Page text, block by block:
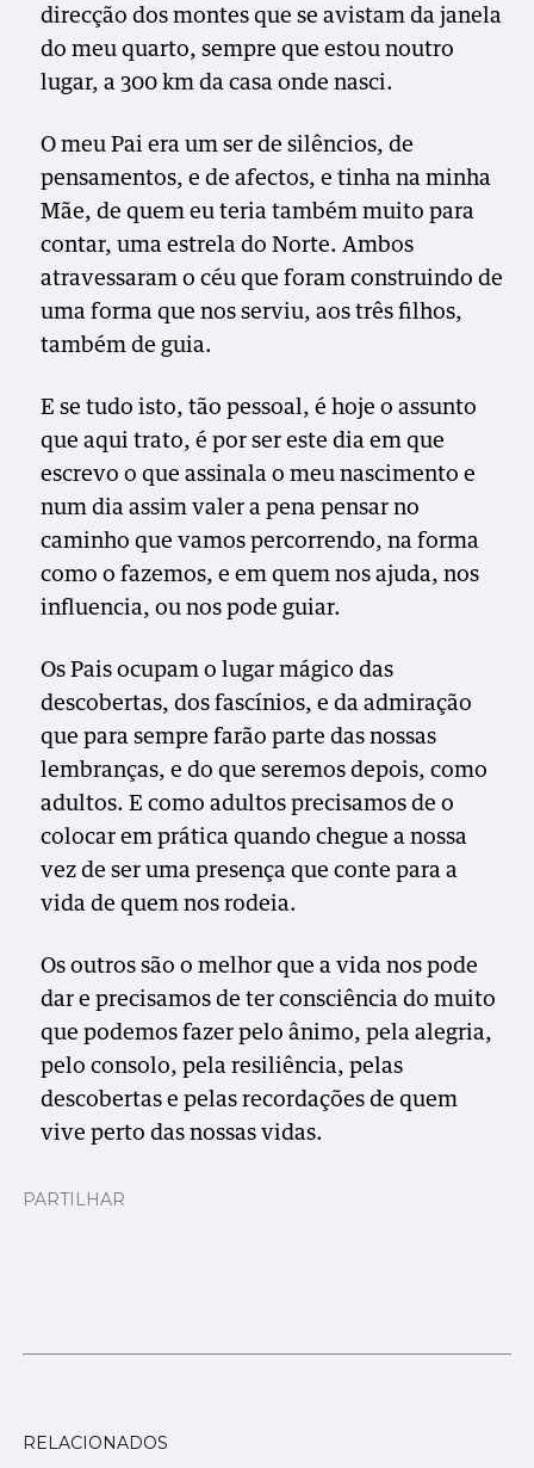
direcção dos montes que se avistam da janela
do meu quarto, sempre que estou noutro
lugar, a 300 km da casa onde nasci.
O meu Pai era um ser de silêncios, de
pensamentos, e de afectos, e tinha na minha
Mãe, de quem eu teria também muito para
contar, uma estrela do Norte. Ambos
atravessaram o céu que foram construindo de
uma forma que nos serviu, aos três filhos,
também de guia.
E se tudo isto, tão pessoal, é hoje o assunto
que aqui trato, é por ser este dia em que
escrevo o que assinala o meu nascimento e
num dia assim valer a pena pensar no
caminho que vamos percorrendo, na forma
como o fazemos, e em quem nos ajuda, nos
influencia, ou nos pode guiar.
Os Pais ocupam o lugar mágico das
descobertas, dos fascínios, e da admiração
que para sempre farão parte das nossas
lembranças, e do que seremos depois, como
adultos. E como adultos precisamos de o
colocar em prática quando chegue a nossa
vez de ser uma presença que conte para a
vida de quem nos rodeia.
Os outros são o melhor que a vida nos pode
dar e precisamos de ter consciência do muito
que podemos fazer pelo ânimo, pela alegria,
pelo consolo, pela resiliência, pelas
descobertas e pelas recordações de quem
vive perto das nossas vidas.
PARTILHAR
RELACIONADOS